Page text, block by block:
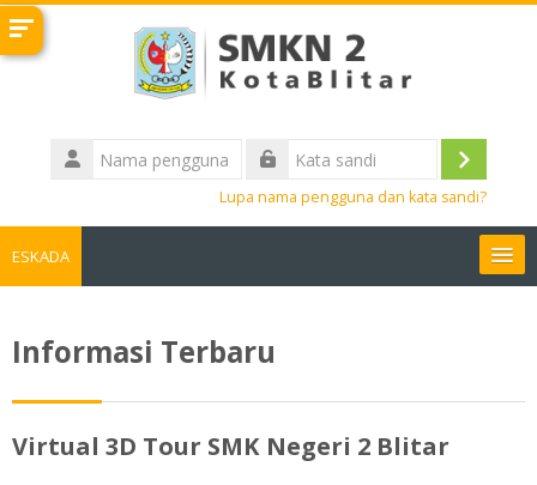
Lewati ke konten utama
Nama
pengguna
Masuk
Lupa nama pengguna dan kata sandi?
ESKADA
kursus
Informasi Terbaru
Virtual 3D Tour SMK Negeri 2 Blitar